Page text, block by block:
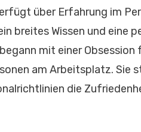
über Erfahrung im
breites Wissen und eine
mit einer
am Arbeitsplatz. Sie
die